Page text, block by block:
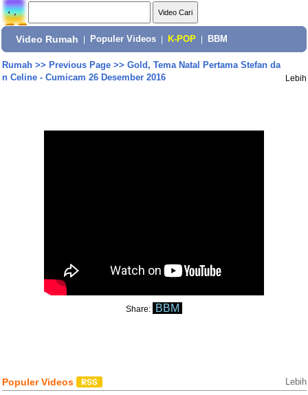
Video Rumah Populer Videos K-POP BBM
Rumah>> Previous Page>> Gold, Tema Natal Pertama Stefan da
n Celine - Cumicam 26 Desember 2016
Lebih
Share: BBM
Populer Videos Lebih